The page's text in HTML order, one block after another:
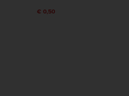
€ 0,50